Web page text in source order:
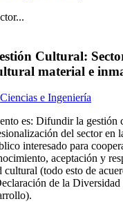
Cultural:
material e
Ciencias e Ingeniería
es: Difundir la gestión
del sector en
interesado para
aceptación y
cultural (todo esto de
de la